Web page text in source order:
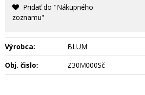
Pridať do "Nákupného
zoznamu"
Výrobca:
BLUM
Obj. čislo:
Z30M000Sč